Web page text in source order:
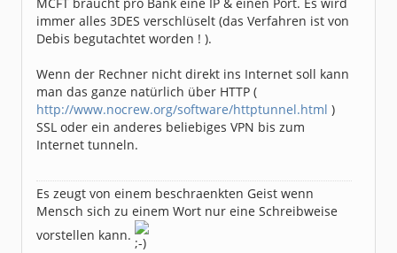
immer alles 3DES verschlüselt (das Verfahren ist von
Debis begutachtet worden ! ).
Wenn der Rechner nicht direkt ins Internet soll kann
man das ganze natürlich über HTTP (
http://www.nocrew.org/software/httptunnel.html )
SSL oder ein anderes beliebiges VPN bis zum
Internet tunneln.
Es zeugt von einem beschraenkten Geist wenn
Mensch sich zu einem Wort nur eine Schreibweise
vorstellen kann.